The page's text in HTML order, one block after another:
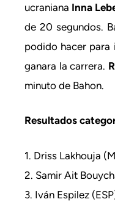
ucraniana Inna
de 20 segundos.
podido hacer para
ganara la carrera.
minuto de Bahon.
Resultados
1. Driss Lakhouja
2. Samir Ait
3. Iván Espilez